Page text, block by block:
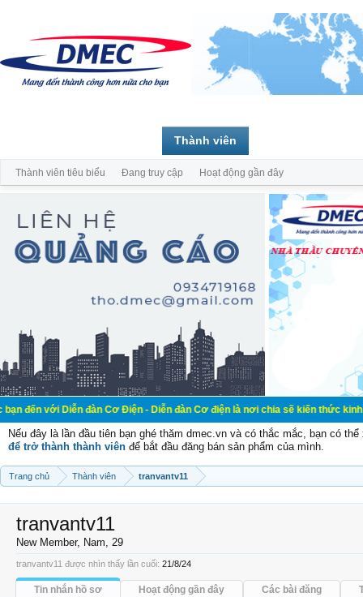
Diễn đàn Cơ Điện - Diễn đàn Cơ điện là nơi chia sẽ kiến thức kinh nghiệm
Nếu đây là lần đầu tiên bạn ghé thăm dmec.vn và có thắc mắc, bạn có
để trở thành thành viên để bắt đầu đăng bán sản phẩm của mình.
Trang chủ Thành viên tranvantv11
tranvantv11
New Member, Nam, 29
tranvantv11 được nhìn thấy lần cuối: 21/8/24
Tin nhắn hồ sơ Hoạt động gần đây Các bài đăng
Thành viên
Thành viên tiêu biểu Đang truy cập Hoạt động gần đây